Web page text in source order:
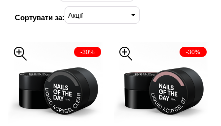
Сортувати за: Акції
-30% -30%